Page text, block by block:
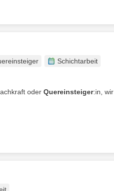
Schichtarbeit
oder Quereinsteiger:in, wir